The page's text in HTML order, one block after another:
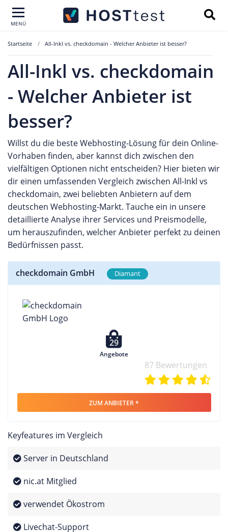
MENÜ
Startseite All-Inkl vs. checkdomain - Welcher Anbieter ist besser?
All-Inkl vs. checkdomain
- Welcher Anbieter ist
besser?
Willst du die beste Webhosting-Lösung für dein Online-
Vorhaben finden, aber kannst dich zwischen den
vielfältigen Optionen nicht entscheiden? Hier bieten wir
dir einen umfassenden Vergleich zwischen All-Inkl vs
checkdomain, zwei beliebten Anbietern auf dem
deutschen Webhosting-Markt. Tauche ein in unsere
detaillierte Analyse ihrer Services und Preismodelle,
um herauszufinden, welcher Anbieter perfekt zu deinen
Bedürfnissen passt.
checkdomain GmbH Diamant
29
Angebote
87 Bewertungen
ZUM ANBIETER *
Keyfeatures im Vergleich
Server in Deutschland
nic.at Mitglied
verwendet Ökostrom
Livechat-Support